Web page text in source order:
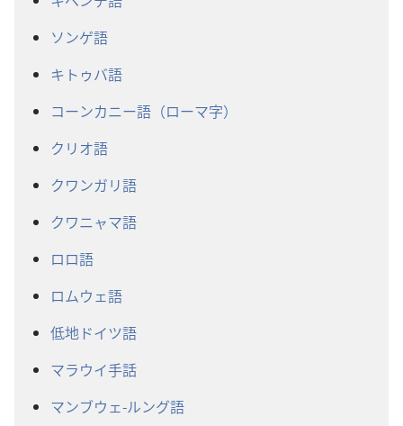
ソンゲ語
キトゥバ語
コーンカニー語（ローマ字）
クリオ語
クワンガリ語
クワニャマ語
ロロ語
ロムウェ語
低地ドイツ語
マラウイ手話
マンブウェ-ルング語